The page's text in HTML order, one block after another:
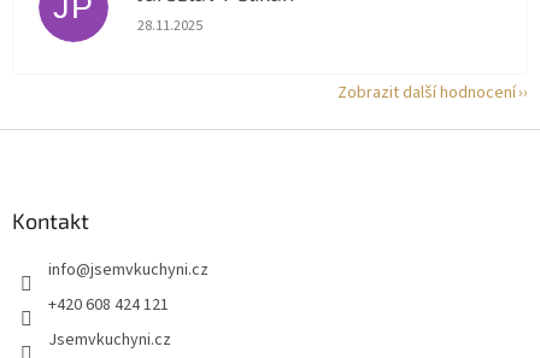
JP Hodnocení obchodu je 5 z 5 hvězdiček.
28.11.2025
Zobrazit další hodnocení
Kontakt
info@jsemvkuchyni.cz
+420 608 424 121
Jsemvkuchyni.cz